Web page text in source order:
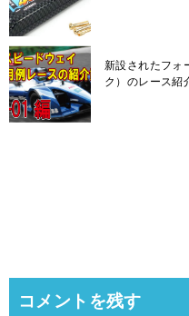
新設されたフォ
ク）のレース紹
ビコメントを残す